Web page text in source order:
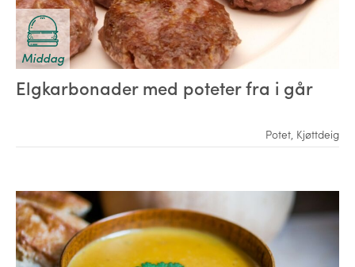
Middag
Elgkarbonader med poteter fra i går
Potet Kjøttdeig